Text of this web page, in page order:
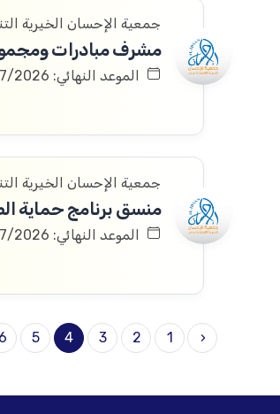
جمعية الإحسان الخيرية
مشرف مبادرات
الموعد النهائي: 19/07/2026
جمعية الإحسان الخيرية
منسق برنامج حماية
الموعد النهائي: 19/07/2026
‹
1
2
3
4
5
6